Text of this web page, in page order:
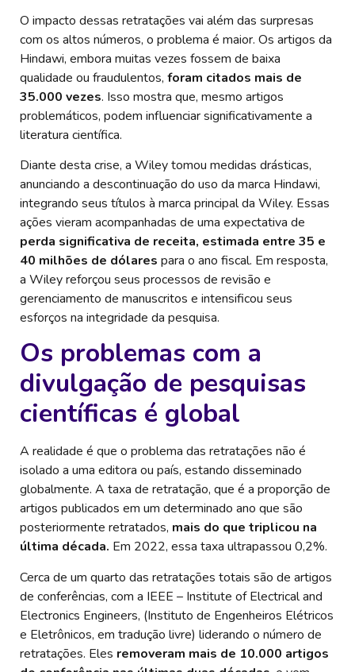
O impacto dessas retratações vai além das surpresas
com os altos números, o problema é maior. Os artigos da
Hindawi, embora muitas vezes fossem de baixa
qualidade ou fraudulentos, foram citados mais de
35.000 vezes. Isso mostra que, mesmo artigos
problemáticos, podem influenciar significativamente a
literatura científica.
Diante desta crise, a Wiley tomou medidas drásticas,
anunciando a descontinuação do uso da marca Hindawi,
integrando seus títulos à marca principal da Wiley. Essas
ações vieram acompanhadas de uma expectativa de
perda significativa de receita, estimada entre 35 e
40 milhões de dólares para o ano fiscal. Em resposta,
a Wiley reforçou seus processos de revisão e
gerenciamento de manuscritos e intensificou seus
esforços na integridade da pesquisa.
Os problemas com a
divulgação de pesquisas
científicas é global
A realidade é que o problema das retratações não é
isolado a uma editora ou país, estando disseminado
globalmente. A taxa de retratação, que é a proporção de
artigos publicados em um determinado ano que são
posteriormente retratados, mais do que triplicou na
última década. Em 2022, essa taxa ultrapassou 0,2%.
Cerca de um quarto das retratações totais são de artigos
de conferências, com a IEEE – Institute of Electrical and
Electronics Engineers, (Instituto de Engenheiros Elétricos
e Eletrônicos, em tradução livre) liderando o número de
retratações. Eles removeram mais de 10.000 artigos